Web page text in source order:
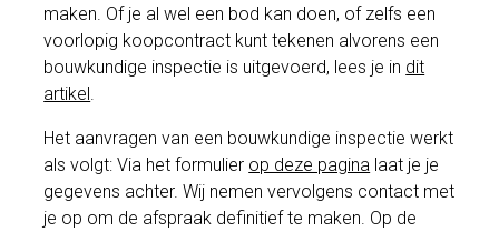
maken. Of je al wel een bod kan doen, of zelfs een
voorlopig koopcontract kunt tekenen alvorens een
bouwkundige inspectie is uitgevoerd, lees je in dit
artikel .
Het aanvragen van een bouwkundige inspectie werkt
als volgt: Via het formulier op deze pagina laat je je
gegevens achter. Wij nemen vervolgens contact met
je op om de afspraak definitief te maken. Op de